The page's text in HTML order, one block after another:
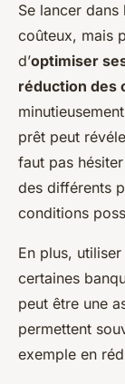
Se lancer dans
coûteux, mais
d’optimiser
réduction des
prêt peut
faut pas
des différents
conditions
En plus, utiliser
certaines
peut être une
permettent
exemple en